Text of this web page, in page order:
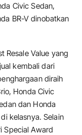
Civic Sedan,
BR-V dinobatkan
Resale Value yang
kembali dari
diraih
Honda Civic
dan Honda
kelasnya. Selain
Special Award